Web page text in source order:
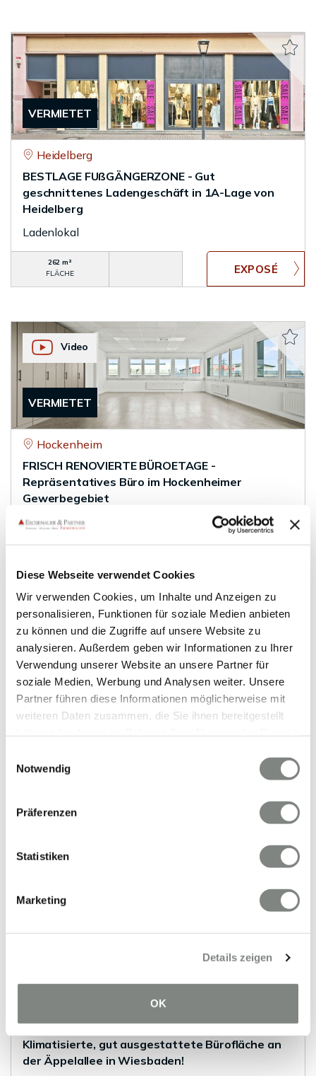
Diese Webseite verwendet Cookies
Wir verwenden Cookies, um Inhalte und Anzeigen zu
personalisieren, Funktionen für soziale Medien anbieten
zu können und die Zugriffe auf unsere Website zu
analysieren. Außerdem geben wir Informationen zu Ihrer
Verwendung unserer Website an unsere Partner für
soziale Medien, Werbung und Analysen weiter. Unsere
Partner führen diese Informationen möglicherweise mit
weiteren Daten zusammen, die Sie ihnen bereitgestellt
Cookies, wenn Sie unsere Webseite weiterhin nutzen.
Notwendig
Präferenzen
Statistiken
Marketing
Details zeigen
OK
VERMIETET
Heidelberg
BESTLAGE FUßGÄNGERZONE - Gut
geschnittenes Ladengeschäft in 1A-Lage von
Heidelberg
Ladenlokal
262 m²
FLÄCHE
VERMIETET
Video
Hockenheim
FRISCH RENOVIERTE BÜROETAGE -
Repräsentatives Büro im Hockenheimer
Gewerbegebiet
Bürofläche
VERMIETET
Wiesbaden
Altbaufläche in der Dotzheimer Straße in
Bürofläche
FLÄCHE
VERMIETET
Wiesbaden
Klimatisierte, gut ausgestattete Bürofläche an
der Äppelallee in Wiesbaden!